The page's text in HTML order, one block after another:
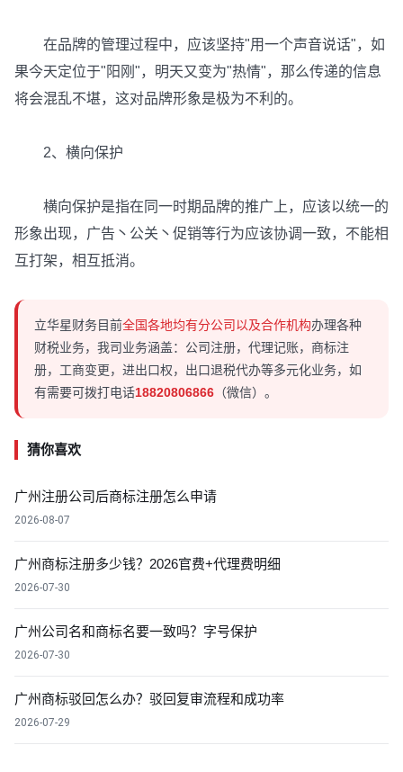
在品牌的管理过程中，应该坚持"用一个声音说话"，如
果今天定位于"阳刚"，明天又变为"热情"，那么传递的信息
将会混乱不堪，这对品牌形象是极为不利的。
2、横向保护
横向保护是指在同一时期品牌的推广上，应该以统一的
形象出现，广告丶公关丶促销等行为应该协调一致，不能相
互打架，相互抵消。
立华星财务目前全国各地均有分公司以及合作机构办理各种
财税业务，我司业务涵盖：公司注册，代理记账，商标注
册，工商变更，进出口权，出口退税代办等多元化业务，如
有需要可拨打电话18820806866 （微信）。
猜你喜欢
广州注册公司后商标注册怎么申请
2026-08-07
广州商标注册多少钱？2026官费+代理费明细
2026-07-30
广州公司名和商标名要一致吗？字号保护
2026-07-30
广州商标驳回怎么办？驳回复审流程和成功率
2026-07-29